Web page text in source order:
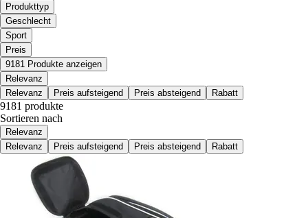
Produkttyp
Geschlecht
Sport
Preis
9181 Produkte anzeigen
Relevanz
Relevanz
Preis aufsteigend Preis absteigend Rabatt
9181 produkte
Sortieren nach
Relevanz
Relevanz
Preis aufsteigend Preis absteigend Rabatt